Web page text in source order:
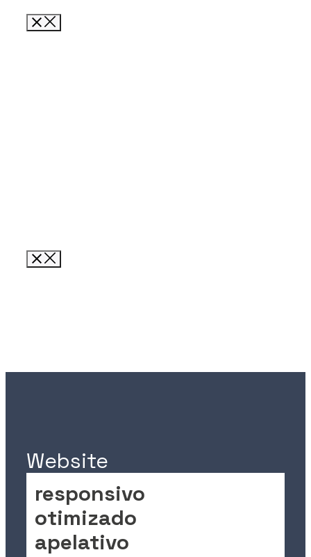
Website
responsivo
otimizado
apelativo